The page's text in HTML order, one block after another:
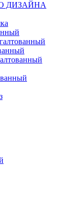
ДИЗАЙНА